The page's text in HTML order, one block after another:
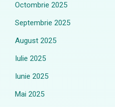
Octombrie 2025
Septembrie 2025
August 2025
Iulie 2025
Iunie 2025
Mai 2025